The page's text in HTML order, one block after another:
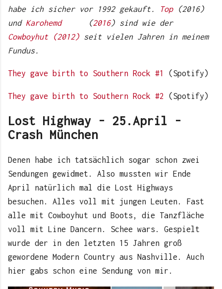
habe ich sicher vor 1992 gekauft.
Top
(2016)
und Karohemd (2016) sind wie der
Cowboyhut (2012) seit vielen Jahren in meinem
Fundus.
They gave birth to Southern Rock #1 (Spotify)
They gave birth to Southern Rock #2 (Spotify)
Lost Highway - 25.April -
Crash München
Denen habe ich tatsächlich sogar schon zwei
Sendungen gewidmet. Also mussten wir Ende
April natürlich mal die Lost Highways
besuchen. Alles voll mit jungen Leuten. Fast
alle mit Cowboyhut und Boots, die Tanzfläche
voll mit Line Dancern. Schee wars. Gespielt
wurde der in den letzten 15 Jahren groß
gewordene Modern Country aus Nashville. Auch
hier gabs schon eine Sendung von mir.